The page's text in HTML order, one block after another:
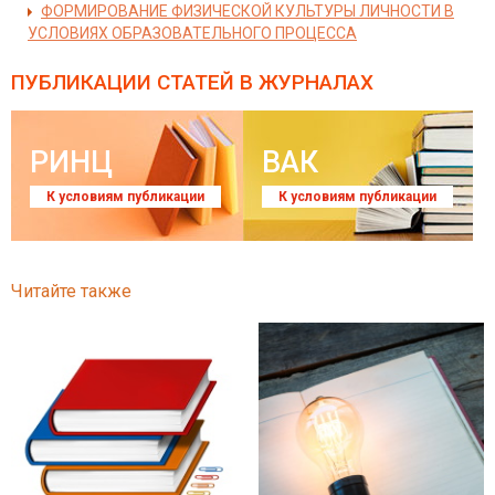
ФОРМИРОВАНИЕ ФИЗИЧЕСКОЙ КУЛЬТУРЫ ЛИЧНОСТИ В
УСЛОВИЯХ ОБРАЗОВАТЕЛЬНОГО ПРОЦЕССА
ПУБЛИКАЦИИ СТАТЕЙ В ЖУРНАЛАХ
РИНЦ
К условиям публикации
ВАК
К условиям публикации
Читайте также